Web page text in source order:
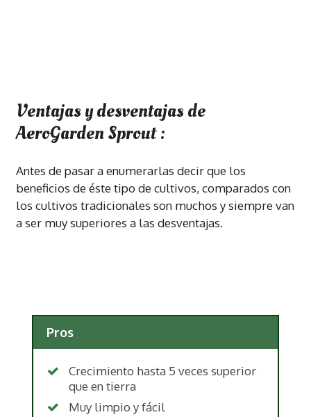
Ventajas y desventajas de
AeroGarden Sprout :
Antes de pasar a enumerarlas decir que los
beneficios de éste tipo de cultivos, comparados con
los cultivos tradicionales son muchos y siempre van
a ser muy superiores a las desventajas.
Pros
Crecimiento hasta 5 veces superior
que en tierra
Muy limpio y fácil